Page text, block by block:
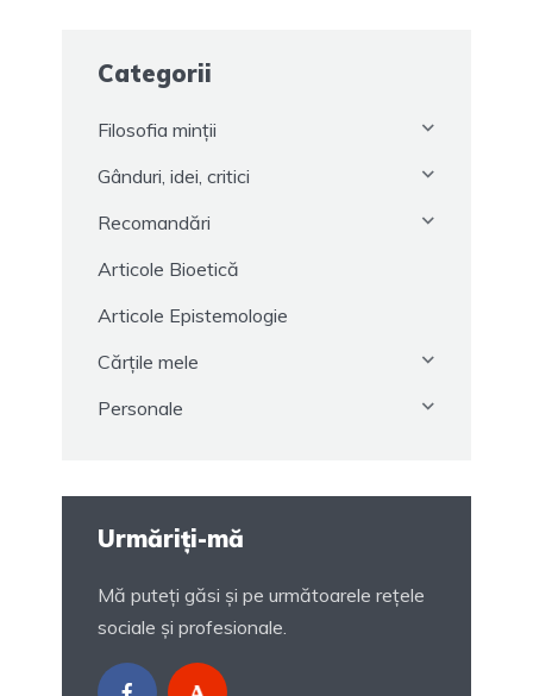
Categorii
Filosofia minții
Gânduri, idei, critici
Recomandări
Articole Bioetică
Articole Epistemologie
Cărțile mele
Personale
Urmăriți-mă
Mă puteți găsi și pe următoarele rețele
sociale și profesionale.